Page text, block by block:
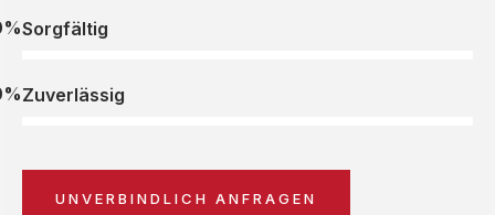
Sorgfältig
Zuverlässig
UNVERBINDLICH ANFRAGEN